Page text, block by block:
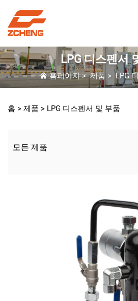
LPG 디스펜서
홈페이지>제품 >LPG
홈 > 제품 > LPG 디스펜서 및 부품
모든 제품